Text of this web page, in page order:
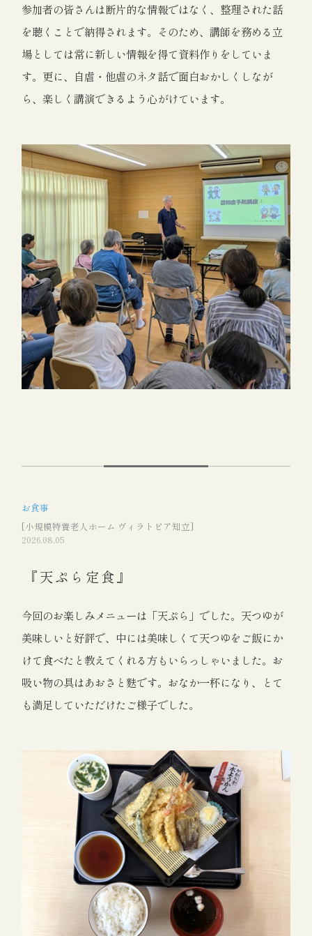
参加者の皆さんは断片的な情報ではなく、整理された話
を聴くことで納得されます。そのため、講師を務める立
場としては常に新しい情報を得て資料作りをしていま
す。更に、自虐・他虐のネタ話で面白おかしくしなが
ら、楽しく講演できるよう心がけています。
お食事
[小規模特養老人ホーム ヴィラトピア知立]
2026.08.05
『天ぷら定食』
今回のお楽しみメニューは「天ぷら」でした。天つゆが
美味しいと好評で、中には美味しくて天つゆをご飯にか
けて食べたと教えてくれる方もいらっしゃいました。お
吸い物の具はあおさと麩です。おなか一杯になり、とて
も満足していただけたご様子でした。